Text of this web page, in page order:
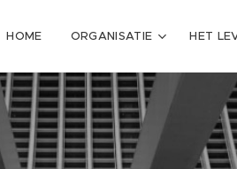
HOME ORGANISATIE HET